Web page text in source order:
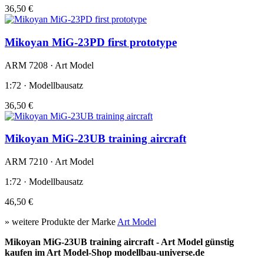
36,50 €
Mikoyan MiG-23PD first prototype
ARM 7208 · Art Model
1:72 · Modellbausatz
36,50 €
Mikoyan MiG-23UB training aircraft
ARM 7210 · Art Model
1:72 · Modellbausatz
46,50 €
» weitere Produkte der Marke Art Model
Mikoyan MiG-23UB training aircraft - Art Model günstig
kaufen im Art Model-Shop modellbau-universe.de